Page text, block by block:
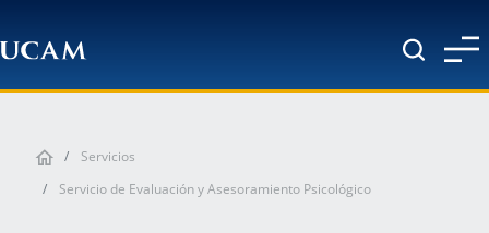
Servicios
Servicio de Evaluación y Asesoramiento Psicológico